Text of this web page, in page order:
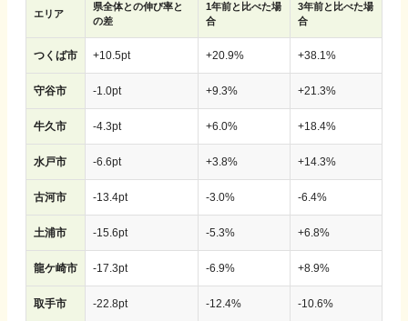
エリア
県全体との伸び率と
の差
1年前と比べた場
合
3年前と比べた場
合
つくば市 +10.5pt +20.9% +38.1%
守谷市 -1.0pt +9.3% +21.3%
牛久市 -4.3pt +6.0% +18.4%
水戸市 -6.6pt +3.8% +14.3%
古河市 -13.4pt -3.0% -6.4%
土浦市 -15.6pt -5.3% +6.8%
龍ケ崎市 -17.3pt -6.9% +8.9%
取手市 -22.8pt -12.4% -10.6%